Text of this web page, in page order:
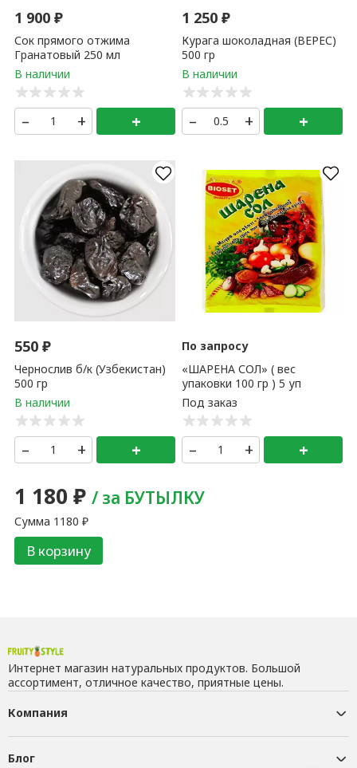
1 900₽
Сок прямого отжима
Гранатовый 250 мл
– + +
1 250₽
Курага шоколадная (ВЕРЕС)
500 гр
– + +
550₽
Чернослив б/к (Узбекистан)
500 гр
– + +
По запросу
«ШАРЕНА СОЛ» ( вес
упаковки 100 гр ) 5 уп
– + +
1 180₽ / за БУТЫЛКУ
Сумма 1180 ₽
В корзину
Интернет магазин натуральных продуктов. Большой
ассортимент, отличное качество, приятные цены.
Компания
Блог